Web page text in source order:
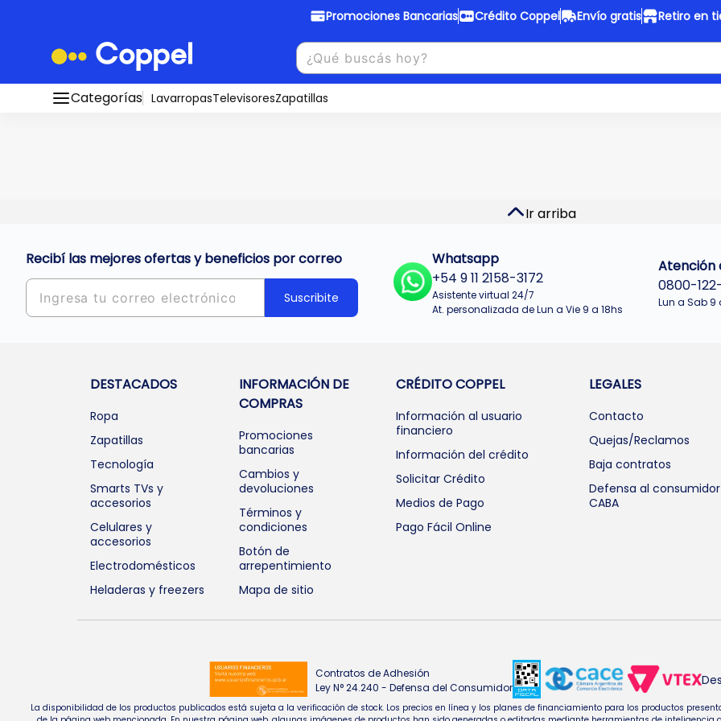
Promociones Bancarias Crédito Coppel Envío gratis Retiro en
Promociones Bancarias
Conocé todos nuestros medios de pago
Crédito Coppel
Hasta
Envío gratis
Categorías LavarropasTelevisoresZapatillas
Ir arriba
Recibí las mejores ofertas y beneficios por correo
Suscribite
Whatsapp
+54 9 11 2158-3172
Asistente virtual 24/7
At. personalizada de Lun a Vie 9 a 18hs
Atención
0800-
Lun a Sab 9
DESTACADOS
Ropa
Zapatillas
Tecnología
Smarts TVs y
accesorios
Celulares y
accesorios
Electrodomésticos
Heladeras y freezers
INFORMACIÓN DE
COMPRAS
Promociones
bancarias
Cambios y
devoluciones
Términos y
condiciones
Botón de
arrepentimiento
Mapa de sitio
CRÉDITO COPPEL
Información al usuario
financiero
Información del crédito
Solicitar Crédito
Medios de Pago
Pago Fácil Online
LEGALES
Contacto
Quejas/Reclamos
Baja contratos
Defensa al consumidor
CABA
Contratos de Adhesión
Ley N° 24.240 - Defensa del Consumidor
La disponibilidad de los productos publicados está sujeta a la verificación de stock. Los precios en línea y los planes de financiamiento para los productos